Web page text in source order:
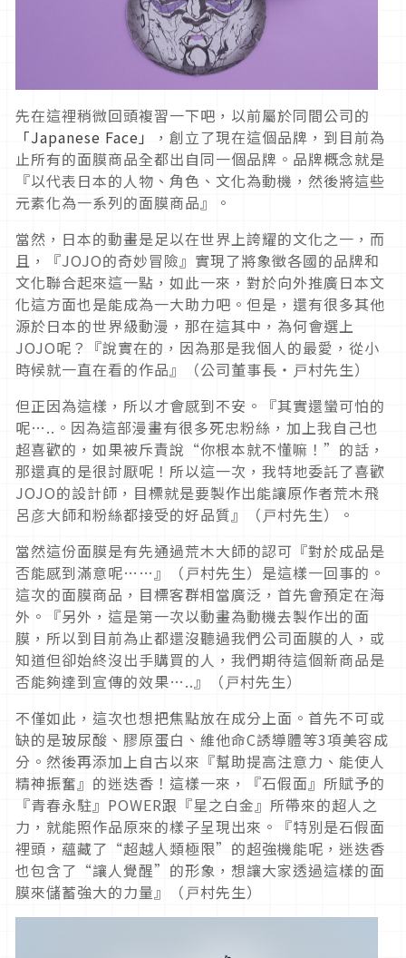
先在這裡稍微回頭複習一下吧，以前屬於同間公司的
「Japanese Face」
，創立了現在這個品牌，到目前為
止所有的面膜商品全都出自同一個品牌。品牌概念就是
『以代表日本的人物、角色、文化為動機，然後將這些
元素化為一系列的面膜商品』。
當然，日本的動畫是足以在世界上誇耀的文化之一，而
且，『JOJO的奇妙冒險』實現了將象徵各國的品牌和
文化聯合起來這一點，如此一來，對於向外推廣日本文
化這方面也是能成為一大助力吧。但是，還有很多其他
源於日本的世界級動漫，那在這其中，為何會選上
JOJO呢？『說實在的，因為那是我個人的最愛，從小
時候就一直在看的作品』（公司董事長・戸村先生）
但正因為這樣，所以才會感到不安。『其實還蠻可怕的
呢…..。因為這部漫畫有很多死忠粉絲，加上我自己也
超喜歡的，如果被斥責說“你根本就不懂嘛！”的話，
那還真的是很討厭呢！所以這一次，我特地委託了喜歡
JOJO的設計師，目標就是要製作出能讓原作者荒木飛
呂彦大師和粉絲都接受的好品質』（戸村先生）。
當然這份面膜是有先通過荒木大師的認可『對於成品是
否能感到滿意呢……』（戸村先生）是這樣一回事的。
這次的面膜商品，目標客群相當廣泛，首先會預定在海
外。『另外，這是第一次以動畫為動機去製作出的面
膜，所以到目前為止都還沒聽過我們公司面膜的人，或
知道但卻始終沒出手購買的人，我們期待這個新商品是
否能夠達到宣傳的效果…..』（戸村先生）
不僅如此，這次也想把焦點放在成分上面。首先不可或
缺的是玻尿酸、膠原蛋白、維他命C誘導體等3項美容成
分。然後再添加上自古以來『幫助提高注意力、能使人
精神振奮』的迷迭香！這樣一來，『石假面』所賦予的
『青春永駐』POWER跟『星之白金』所帶來的超人之
力，就能照作品原來的樣子呈現出來。『特別是石假面
裡頭，蘊藏了“超越人類極限”的超強機能呢，迷迭香
也包含了“讓人覺醒”的形象，想讓大家透過這樣的面
膜來儲蓄強大的力量』（戸村先生）